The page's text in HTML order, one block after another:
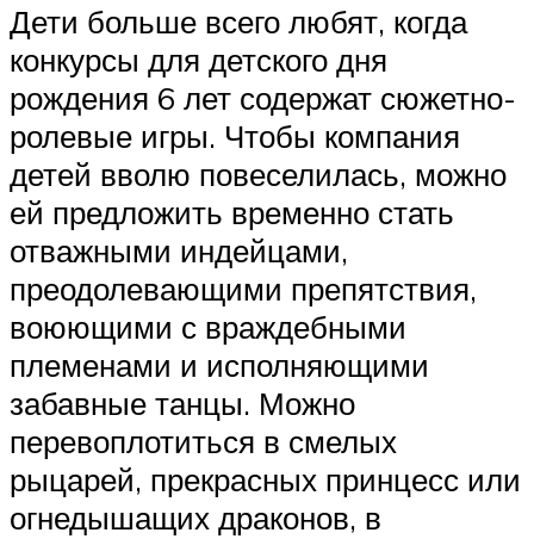
Дети больше всего любят, когда
конкурсы для детского дня
рождения 6 лет содержат сюжетно-
ролевые игры. Чтобы компания
детей вволю повеселилась, можно
ей предложить временно стать
отважными индейцами,
преодолевающими препятствия,
воюющими с враждебными
племенами и исполняющими
забавные танцы. Можно
перевоплотиться в смелых
рыцарей, прекрасных принцесс или
огнедышащих драконов, в